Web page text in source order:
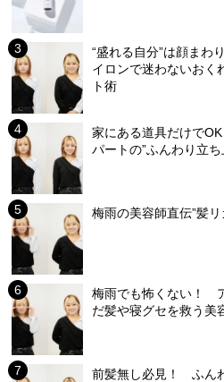
“盛れる自分”は顔ま
イロンで迷わないおく
ト術
家にある道具だけで
パートの”ふんわり立
梅雨の美容師直伝”髪リ
梅雨でも怖くない！
だ髪や寝グセを救う美
前髪無し必見！ ふん